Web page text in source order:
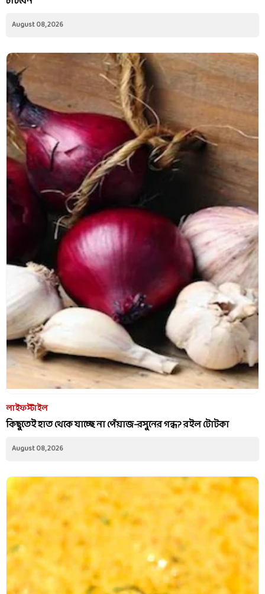
August 08, 2026
লাইফস্টাইল
কিছুতেই হাত থেকে যাচ্ছে না পেঁয়াজ-রসুনের গন্ধ? রইল টোটকা
August 08, 2026